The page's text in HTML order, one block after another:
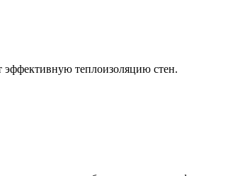
эффективную теплоизоляцию стен.